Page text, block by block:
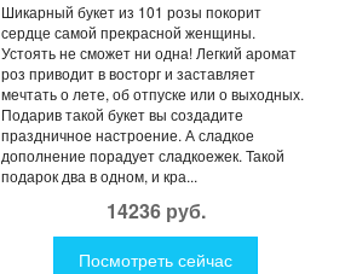
Шикарный букет из 101 розы покорит
сердце самой прекрасной женщины.
Устоять не сможет ни одна! Легкий аромат
роз приводит в восторг и заставляет
мечтать о лете, об отпуске или о выходных.
Подарив такой букет вы создадите
праздничное настроение. А сладкое
дополнение порадует сладкоежек. Такой
подарок два в одном, и кра...
14236 руб.
Посмотреть сейчас